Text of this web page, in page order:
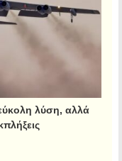
λύση, αλλά